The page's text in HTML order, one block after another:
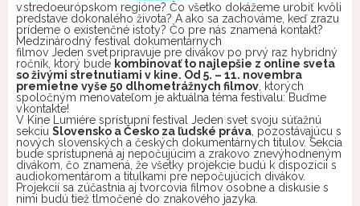
v stredoeurópskom regióne? Čo všetko dokážeme urobiť kvôli
predstave dokonalého života? A ako sa zachováme, keď zrazu
prídeme o existenčné istoty? Čo pre nás znamená kontakt?
Medzinárodný festival dokumentárnych
filmov Jeden svetpripravuje pre divákov po prvý raz hybridný
ročník, ktorý bude kombinovať to najlepšie z online sveta
so živými stretnutiami v kine. Od 5. – 11. novembra
premietne vyše 50 dlhometrážnych filmov , ktorých
spoločným menovateľom je aktuálna téma festivalu: Buďme
v kontakte!
V Kine Lumiére sprístupní festival Jeden svet svoju súťažnú
sekciu Slovensko a Česko za ľudské práva , pozostávajúcu s
nových slovenských a českých dokumentárnych titulov. Sekcia
bude sprístupnená aj nepočujúcim a zrakovo znevýhodneným
divákom, čo znamená, že všetky projekcie budú k dispozícii s
audiokomentárom a titulkami pre nepočujúcich divákov.
Projekcií sa zúčastnia aj tvorcovia filmov osobne a diskusie s
nimi budú tiež tlmočené do znakového jazyka.